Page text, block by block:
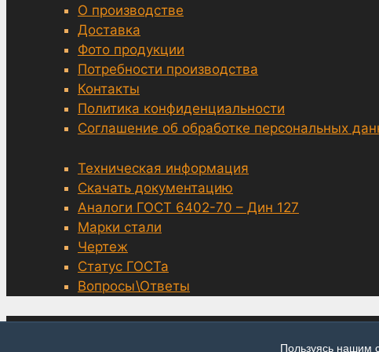
О производстве
Доставка
Фото продукции
Потребности производства
Контакты
Политика конфиденциальности
Соглашение об обработке персональных
Техническая информация
Скачать документацию
Аналоги ГОСТ 6402-70 – Дин 127
Марки стали
Чертеж
Статус ГОСТа
Вопросы\Ответы
Пользуясь нашим